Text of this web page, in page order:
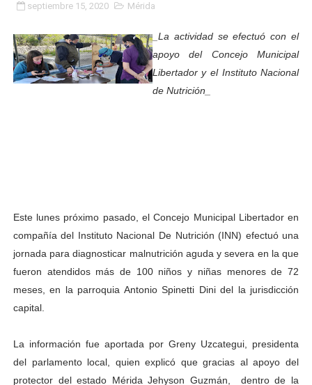
Iaanem graduó a bebés de Mérida en jornada de
Iahula pone en marcha protocolo de triaje psicosocial
Arranca en Rivas Dávila el Plan de Renovación de
Balance semestral impulsa inclusión y atención a
Alcaldía del Municipio Libertador realizó una jornada
INN-Mérida celebró el Lacto grado para promover el
septiembre 15, 2020 Mérida
_La actividad se efectuó con el
apoyo del Concejo Municipal
Libertador y el Instituto Nacional
de Nutrición_
Este lunes próximo pasado, el Concejo Municipal Libertador en
compañía del Instituto Nacional De Nutrición (INN) efectuó una
jornada para diagnosticar malnutrición aguda y severa en la que
fueron atendidos más de 100 niños y niñas menores de 72
meses, en la parroquia Antonio Spinetti Dini del la jurisdicción
capital.
La información fue aportada por Greny Uzcategui, presidenta
del parlamento local, quien explicó que gracias al apoyo del
protector del estado Mérida Jehyson Guzmán, dentro de la